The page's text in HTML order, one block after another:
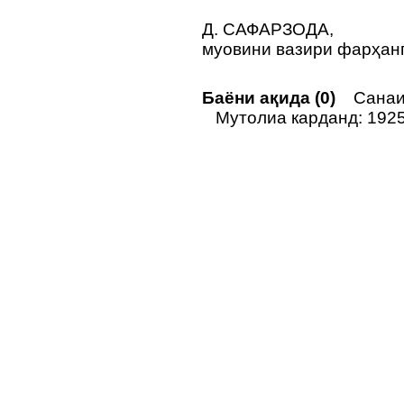
Д. САФАРЗОДА,
муовини вазири
Баёни ақида (0)
Мутолиа карданд: